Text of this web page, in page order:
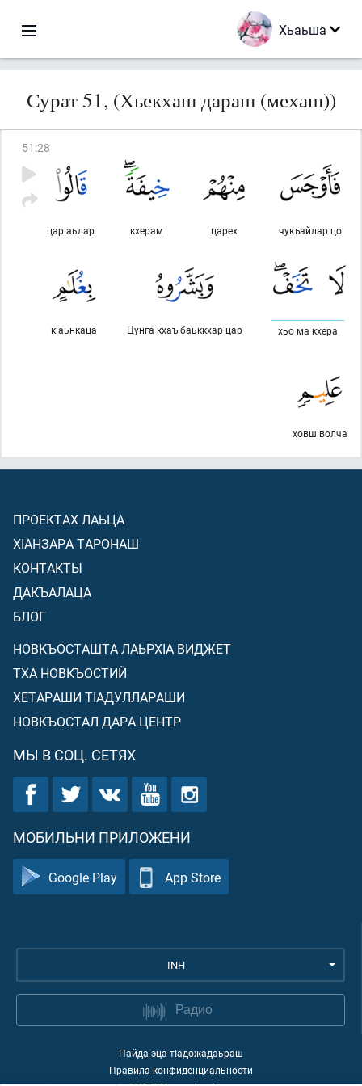
Хьаьша
Сурат 51, (Хьекхаш дараш (мехаш))
51 :28
чукъайлар цо
царех
кхерам
цар аьлар
хьо ма кхера
Цунга кхаъ баьккхар цар
кlаьнкаца
ховш волча
ПРОЕКТАХ ЛАЬЦА
ХIАНЗАРА ТАРОНАШ
КОНТАКТЫ
ДАКЪАЛАЦА
БЛОГ
НОВКЪОСТАШТА ЛАЬРХIА ВИДЖЕТ
ТХА НОВКЪОСТИЙ
ХЕТАРАШИ ТIАДУЛЛАРАШИ
НОВКЪОСТАЛ ДАРА ЦЕНТР
МЫ В СОЦ. СЕТЯХ
МОБИЛЬНИ ПРИЛОЖЕНИ
Google Play App Store
INH
Радио
Пайда эца тIадожадаьраш
Правила конфиденциальности